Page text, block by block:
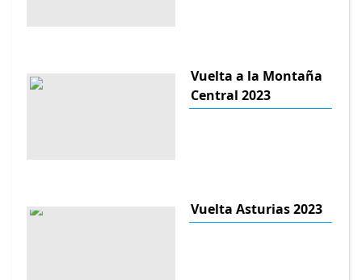
Vuelta a la Montaña
Central 2023
Vuelta Asturias 2023